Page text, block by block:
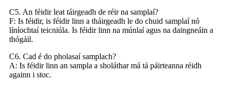
C5. An féidir leat táirgeadh de réir na samplaí?
F: Is féidir, is féidir linn a tháirgeadh le do chuid samplaí nó
líníochtaí teicniúla. Is féidir linn na múnlaí agus na daingneáin a
thógáil.
C6. Cad é do pholasaí samplach?
A: Is féidir linn an sampla a sholáthar má tá páirteanna réidh
againn i stoc.